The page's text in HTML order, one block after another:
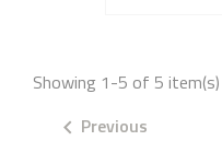
Showing 1-5 of 5 item(s)
 Previous